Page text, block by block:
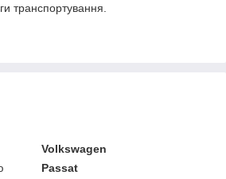
транспортування.
Volkswagen
Passat